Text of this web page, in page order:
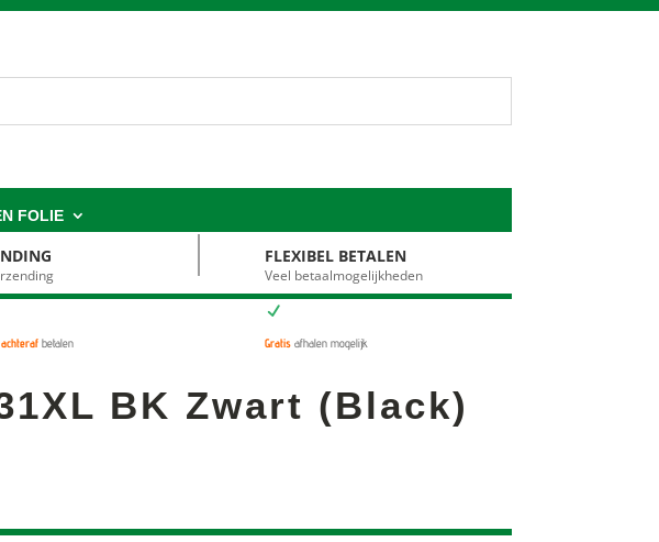
FOLIE
FLEXIBEL BETALEN
Veel betaalmogelijkheden
achteraf betalen
N
Gratis afhalen mogelijk
BK Zwart (Black)